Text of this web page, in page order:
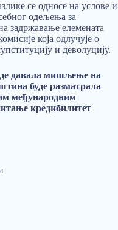
се односе на услове и
одељења за
задржавање елемената
која одлучује о
и деволуцију.
давала мишљење на
буде разматрала
међународним
кредибилитет